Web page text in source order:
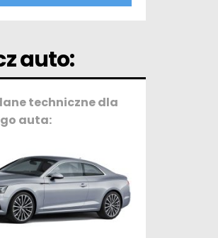
auto:
techniczne dla
auta: